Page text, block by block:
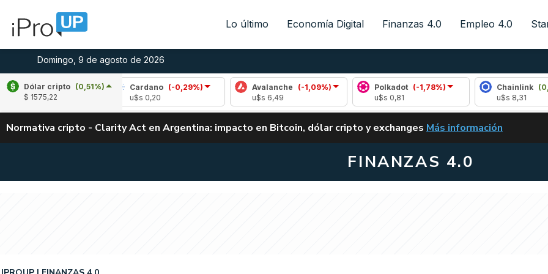
Lo último Economía Digital Finanzas 4.0 Empleo 4.0
Domingo, 9 de agosto de 2026
Dólar cripto (0,51%)
$ 1575,22
Cardano
(-0,29%)
Avalanche (-1,09%)
Polkadot (-1,78%)
Chainlink
(0,18%)
Normativa cripto - Clarity Act en Argentina: impacto en Bitcoin, dólar cripto y exchanges CLARITY ACT EN
Más información
FINANZAS 4.0